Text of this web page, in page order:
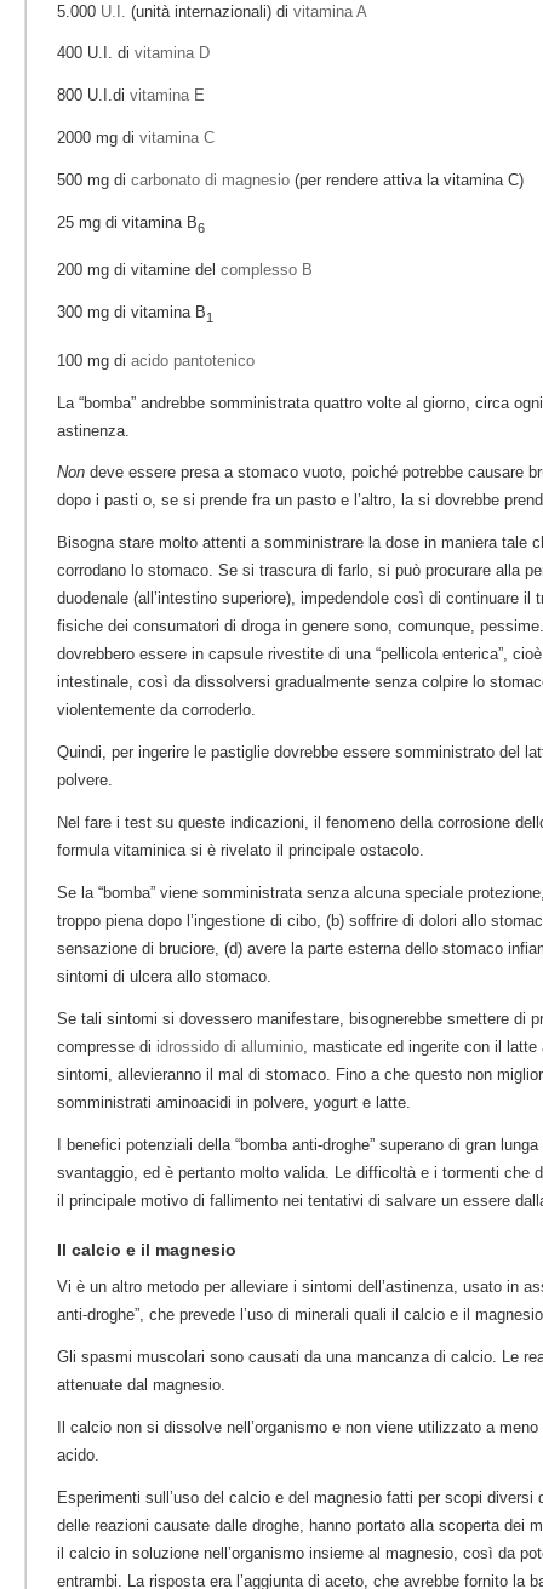
5.000 U.I. (unità internazionali) di vitamina A
400 U.I. di vitamina D
800 U.I.di vitamina E
2000 mg di vitamina C
500 mg di carbonato di magnesio (per rendere attiva la vitamina C)
25 mg di vitamina B6
200 mg di vitamine del complesso B
300 mg di vitamina B1
100 mg di acido pantotenico
La “bomba” andrebbe somministrata quattro volte al giorno, circa
astinenza.
Non deve essere presa a stomaco vuoto, poiché potrebbe causare
dopo i pasti o, se si prende fra un pasto e l’altro, la si dovrebbe
Bisogna stare molto attenti a somministrare la dose in maniera tale
corrodano lo stomaco. Se si trascura di farlo, si può procurare alla
duodenale (all’intestino superiore), impedendole così di continuare il
fisiche dei consumatori di droga in genere sono, comunque,
dovrebbero essere in capsule rivestite di una “pellicola enterica”,
intestinale, così da dissolversi gradualmente senza colpire lo
violentemente da corroderlo.
Quindi, per ingerire le pastiglie dovrebbe essere somministrato del
polvere.
Nel fare i test su queste indicazioni, il fenomeno della corrosione
formula vitaminica si è rivelato il principale ostacolo.
Se la “bomba” viene somministrata senza alcuna speciale
troppo piena dopo l’ingestione di cibo, (b) soffrire di dolori allo
sensazione di bruciore, (d) avere la parte esterna dello stomaco
sintomi di ulcera allo stomaco.
Se tali sintomi si dovessero manifestare, bisognerebbe smettere di
compresse di idrossido di alluminio , masticate ed ingerite con il
sintomi, allevieranno il mal di stomaco. Fino a che questo non
somministrati aminoacidi in polvere, yogurt e latte.
I benefici potenziali della “bomba anti-droghe” superano di gran
svantaggio, ed è pertanto molto valida. Le difficoltà e i tormenti che
il principale motivo di fallimento nei tentativi di salvare un essere
Il calcio e il magnesio
Vi è un altro metodo per alleviare i sintomi dell’astinenza, usato in
anti-droghe”, che prevede l’uso di minerali quali il calcio e il
Gli spasmi muscolari sono causati da una mancanza di calcio. Le
attenuate dal magnesio.
Il calcio non si dissolve nell’organismo e non viene utilizzato a
acido.
Esperimenti sull’uso del calcio e del magnesio fatti per scopi diversi
delle reazioni causate dalle droghe, hanno portato alla scoperta dei
il calcio in soluzione nell’organismo insieme al magnesio, così da
entrambi. La risposta era l’aggiunta di aceto, che avrebbe fornito la